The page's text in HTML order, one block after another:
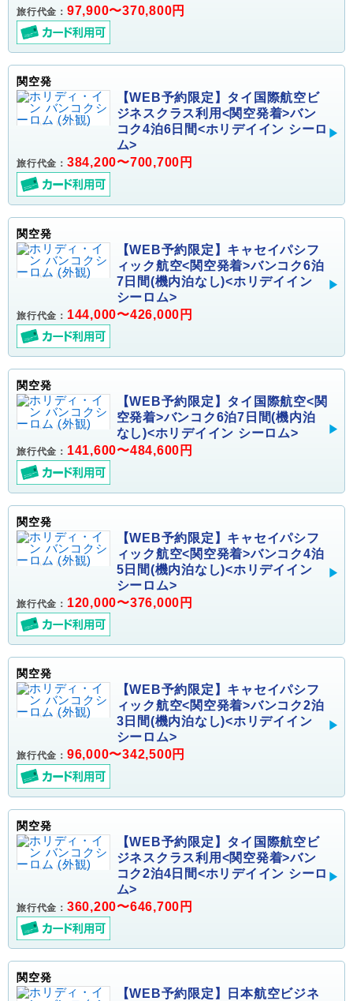
旅行代金： 97,900〜370,800円
関空発
【WEB予約限定】タイ国際航空ビ
ジネスクラス利用<関空発着>バン
コク4泊6日間<ホリデイイン シーロ
ム>
旅行代金： 384,200〜700,700円
関空発
【WEB予約限定】キャセイパシフ
ィック航空<関空発着>バンコク6泊
7日間(機内泊なし)<ホリデイイン
シーロム>
旅行代金： 144,000〜426,000円
関空発
【WEB予約限定】タイ国際航空<関
空発着>バンコク6泊7日間(機内泊
なし)<ホリデイイン シーロム>
旅行代金： 141,600〜484,600円
関空発
【WEB予約限定】キャセイパシフ
ィック航空<関空発着>バンコク4泊
5日間(機内泊なし)<ホリデイイン
シーロム>
旅行代金： 120,000〜376,000円
関空発
【WEB予約限定】キャセイパシフ
ィック航空<関空発着>バンコク2泊
3日間(機内泊なし)<ホリデイイン
シーロム>
旅行代金： 96,000〜342,500円
関空発
【WEB予約限定】タイ国際航空ビ
ジネスクラス利用<関空発着>バン
コク2泊4日間<ホリデイイン シーロ
ム>
旅行代金： 360,200〜646,700円
関空発
【WEB予約限定】日本航空ビジネ